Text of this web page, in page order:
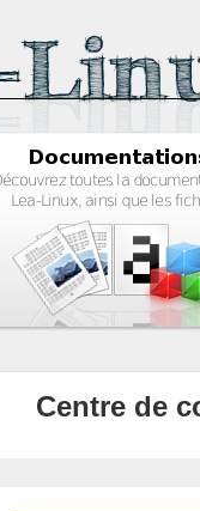
Centre de